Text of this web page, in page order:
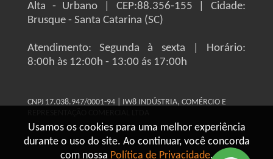
Usamos os cookies para uma melhor experiência
durante o uso do site. Ao continuar, você concorda
com nossa Política de Privacidade.
Alta - Urbano | CEP:88.356-155 | Cidade:
Brusque - Santa Catarina (SC)
Atendimento: Segunda à sexta | Horário:
8:00h às 12:00h - 13:00 ás 17:00h
CNPJ 17.038.947/0001-94 | IW8 INDÚSTRIA, COMÉRCIO E